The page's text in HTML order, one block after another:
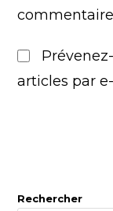
articles par
Rechercher